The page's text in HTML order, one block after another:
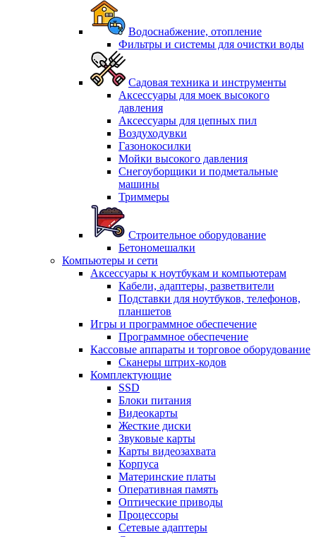
Водоснабжение, отопление
Фильтры и системы для очистки воды
Садовая техника и инструменты
Аксессуары для моек высокого
давления
Аксессуары для цепных пил
Воздуходувки
Газонокосилки
Мойки высокого давления
Снегоуборщики и подметальные
машины
Триммеры
Строительное оборудование
Бетономешалки
Компьютеры и сети
Аксессуары к ноутбукам и компьютерам
Кабели, адаптеры, разветвители
Подставки для ноутбуков, телефонов,
планшетов
Игры и программное обеспечение
Программное обеспечение
Кассовые аппараты и торговое оборудование
Сканеры штрих-кодов
Комплектующие
SSD
Блоки питания
Видеокарты
Жесткие диски
Звуковые карты
Карты видеозахвата
Корпуса
Материнские платы
Оперативная память
Оптические приводы
Процессоры
Сетевые адаптеры